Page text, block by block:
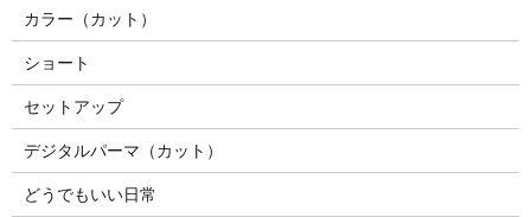
カラー（カット）
ショート
セットアップ
デジタルパーマ（カット）
どうでもいい日常